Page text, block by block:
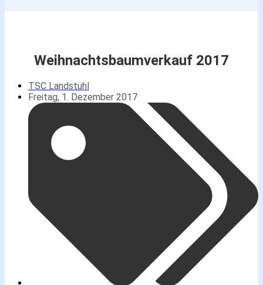
Weihnachtsbaumverkauf 2017
TSC Landstuhl
Freitag, 1. Dezember 2017